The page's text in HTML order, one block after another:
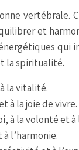
vertébrale.
et
qui
la spiritualité.
la vitalité.
à la joie de vivre.
à la volonté et
à l’harmonie.